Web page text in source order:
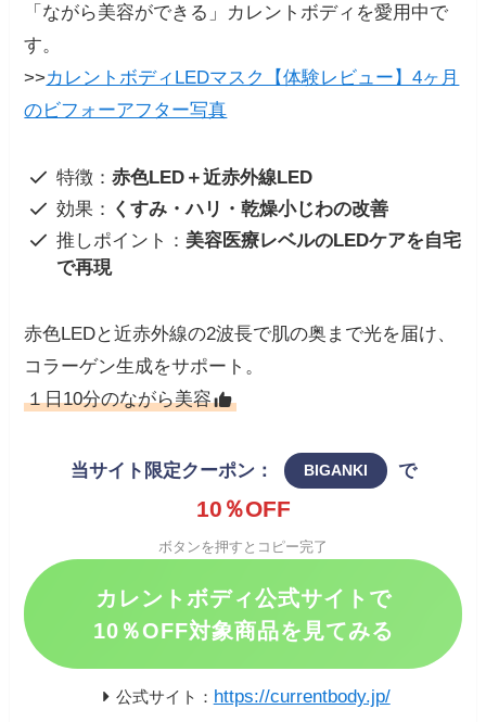
「ながら美容ができる」カレントボディを愛用中で
す。
>>カレントボディLEDマスク【体験レビュー】4ヶ月
のビフォーアフター写真
特徴：赤色LED＋近赤外線LED
効果： くすみ・ハリ・乾燥小じわの改善
推しポイント： 美容医療レベルのLEDケアを自宅
で再現
赤色LEDと近赤外線の2波長で肌の奥まで光を届け、
コラーゲン生成をサポート。
１日10分のながら美容
当サイト限定クーポン： BIGANKI で
10％OFF
ボタンを押すとコピー完了
カレントボディ公式サイトで
10％OFF対象商品を見てみる
公式サイト： https://currentbody.jp/